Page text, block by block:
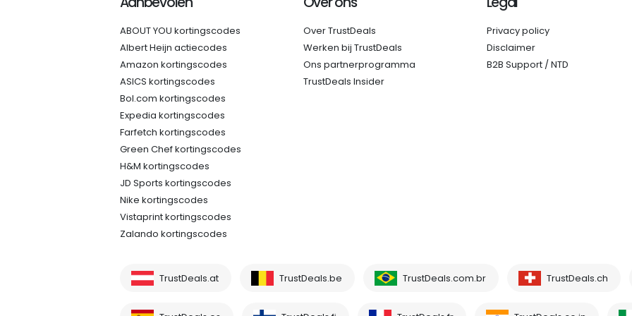
ABOUT YOU kortingscodes
Albert Heijn actiecodes
Amazon kortingscodes
ASICS kortingscodes
Bol.com kortingscodes
Expedia kortingscodes
Farfetch kortingscodes
Green Chef kortingscodes
H&M kortingscodes
JD Sports kortingscodes
Nike kortingscodes
Vistaprint kortingscodes
Zalando kortingscodes
Over TrustDeals
Werken bij TrustDeals
Ons partnerprogramma
TrustDeals Insider
Privacy policy
Disclaimer
B2B Support / NTD
TrustDeals.at TrustDeals.be TrustDeals.com.br TrustDeals.ch